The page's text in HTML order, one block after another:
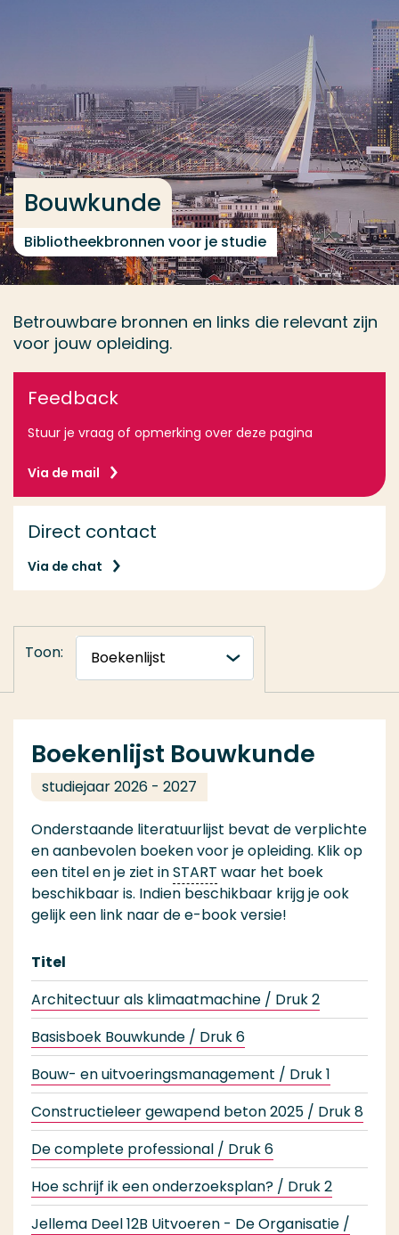
Bouwkunde
Bibliotheekbronnen voor je studie
Betrouwbare bronnen en links die relevant zijn
voor jouw opleiding.
Feedback
Stuur je vraag of opmerking over deze pagina
Via de mail
Direct contact
Via de chat
Toon:
Boekenlijst Bouwkunde
studiejaar 2026 - 2027
Onderstaande literatuurlijst bevat de verplichte
en aanbevolen boeken voor je opleiding. Klik op
een titel en je ziet inSTART waar het boek
beschikbaar is. Indien beschikbaar krijg je ook
gelijk een link naar de e-book versie!
Titel
Architectuur als klimaatmachine / Druk 2
Basisboek Bouwkunde / Druk 6
Bouw- en uitvoeringsmanagement / Druk 1
Constructieleer gewapend beton 2025 / Druk 8
De complete professional / Druk 6
Hoe schrijf ik een onderzoeksplan? / Druk 2
Jellema Deel 12B Uitvoeren - De Organisatie /
Veel gezocht
Opleiding